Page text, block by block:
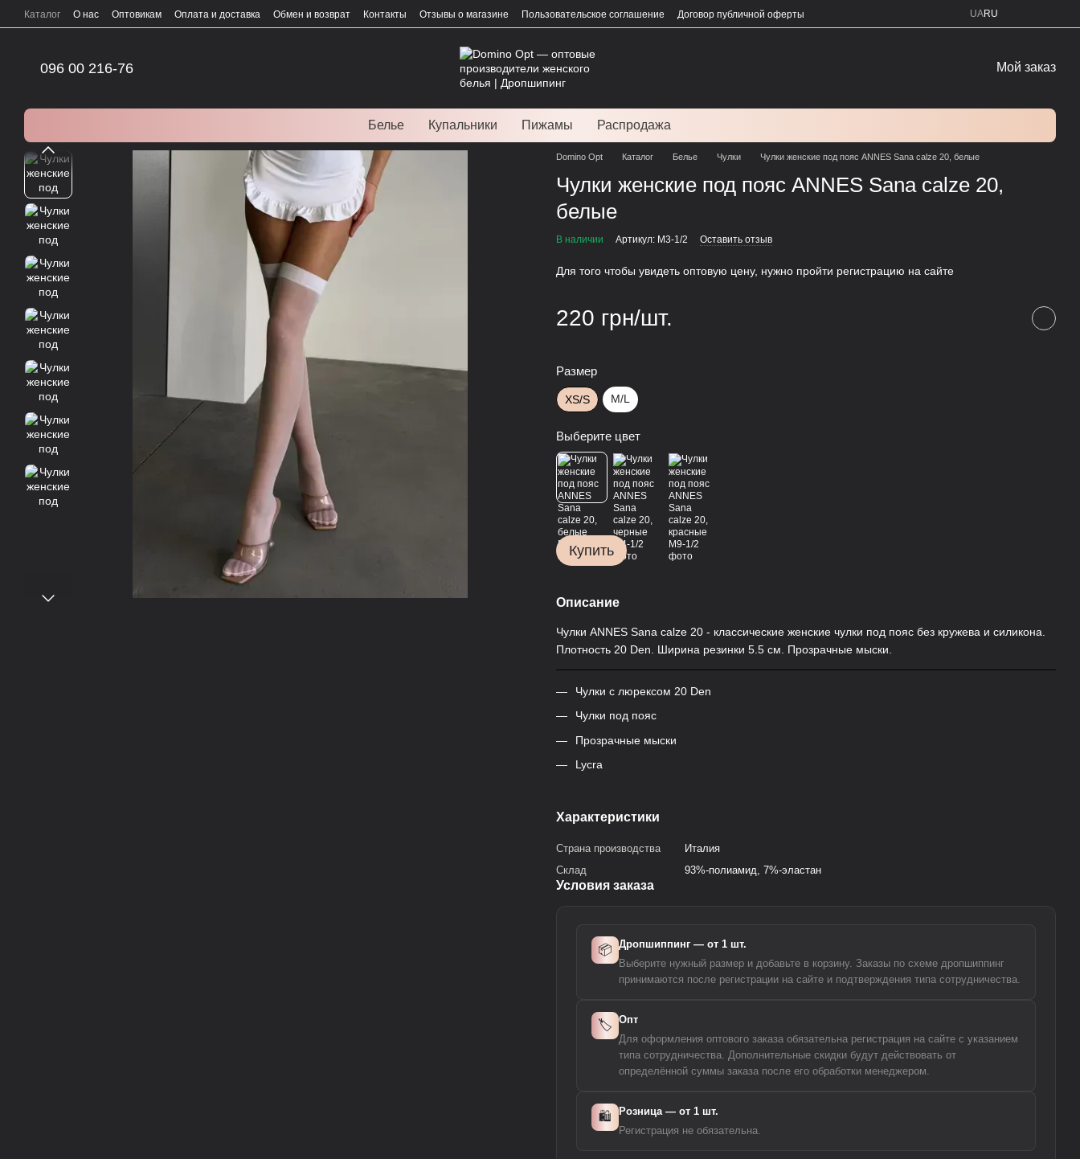
Перейти к основному контенту
Каталог О нас Оптовикам Оплата и доставка Обмен и возврат Контакты Отзывы о магазине Пользовательское соглашение Договор публичной оферты UARU
096 00 216-76 Мой заказ
Белье Купальники Пижамы Распродажа
Domino Opt Каталог Белье Чулки Чулки женские под пояс ANNES Sana calze 20, белые
Чулки женские под пояс ANNES Sana calze 20,
белые
В наличии Артикул: М3-1/2 Оставить отзыв
Для того чтобы увидеть оптовую цену, нужно пройти регистрацию на сайте
220 грн/шт.
Размер
XS/S M/L
Выберите цвет
Купить
Описание
Чулки ANNES Sana calze 20 - классические женские чулки под пояс без кружева и силикона.
Плотность 20 Den. Ширина резинки 5.5 см. Прозрачные мыски.
Чулки с люрексом 20 Den
Чулки под пояс
Прозрачные мыски
Lycra
Характеристики
Страна производства
Италия
Склад
93%-полиамид, 7%-эластан
Условия заказа
📦 Дропшиппинг — от 1 шт.
Выберите нужный размер и добавьте в корзину. Заказы по схеме дропшиппинг
принимаются после регистрации на сайте и подтверждения типа сотрудничества.
🏷️ Опт
Для оформления оптового заказа обязательна регистрация на сайте с указанием
типа сотрудничества. Дополнительные скидки будут действовать от
определённой суммы заказа после его обработки менеджером.
🛍️ Розница — от 1 шт.
Регистрация не обязательна.